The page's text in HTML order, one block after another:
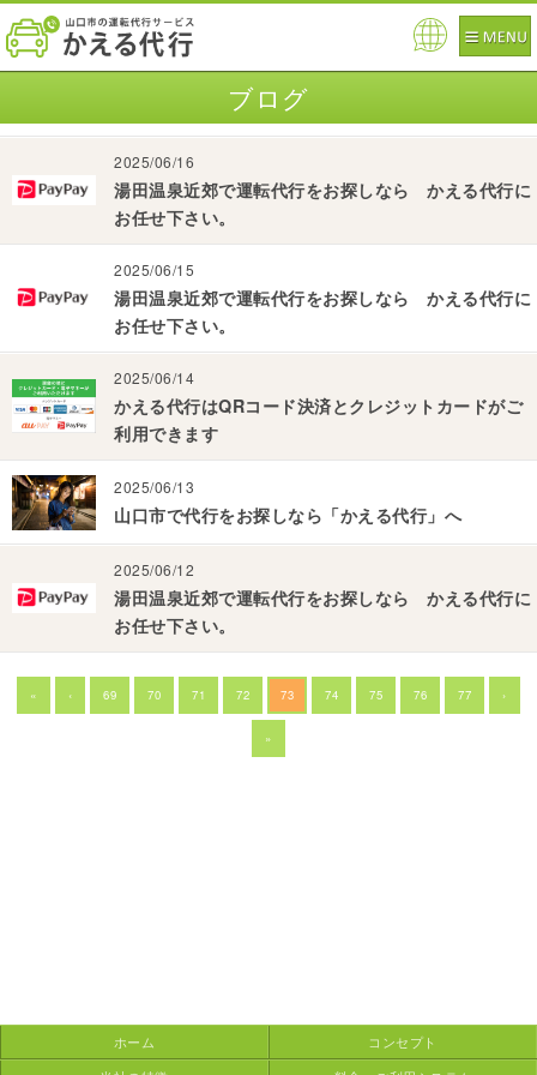
ブログ
2025/06/16
湯田温泉近郊で運転代行をお探しなら かえる代行に
お任せ下さい。
2025/06/15
湯田温泉近郊で運転代行をお探しなら かえる代行に
お任せ下さい。
2025/06/14
かえる代行はQRコード決済とクレジットカードがご
利用できます
2025/06/13
山口市で代行をお探しなら「かえる代行」へ
2025/06/12
湯田温泉近郊で運転代行をお探しなら かえる代行に
お任せ下さい。
« ‹ 69 70 71 72 73 74 75 76 77 ›
»
ホーム
コンセプト